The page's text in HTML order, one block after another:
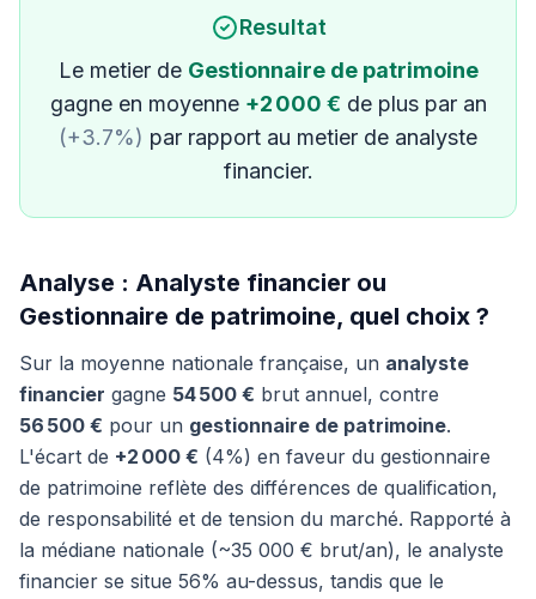
Resultat
Le metier de Gestionnaire de patrimoine
gagne en moyenne +2 000 € de plus par an
(+3.7%) par rapport au metier de analyste
financier.
Analyse : Analyste financier ou
Gestionnaire de patrimoine, quel choix ?
Sur la moyenne nationale française, un analyste
financier gagne 54 500 € brut annuel, contre
56 500 € pour un gestionnaire de patrimoine.
L'écart de +2 000 € (4%) en faveur du gestionnaire
de patrimoine reflète des différences de qualification,
de responsabilité et de tension du marché. Rapporté à
la médiane nationale (~35 000 € brut/an), le analyste
financier se situe 56% au-dessus, tandis que le